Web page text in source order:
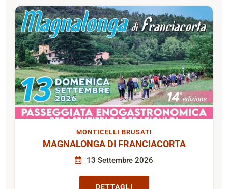
MONTICELLI BRUSATI
MAGNALONGA DI FRANCIACORTA
13 Settembre 2026
DETTAGLI